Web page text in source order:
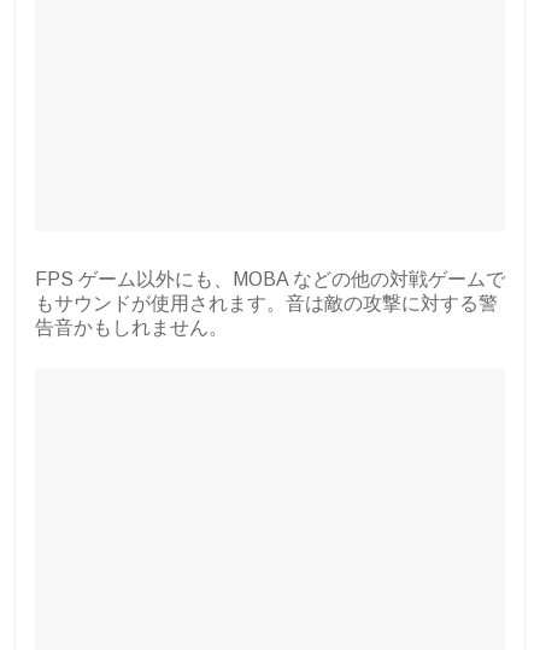
FPS ゲーム以外にも、MOBA などの他の対戦ゲームで
もサウンドが使用されます。音は敵の攻撃に対する警
告音かもしれません。